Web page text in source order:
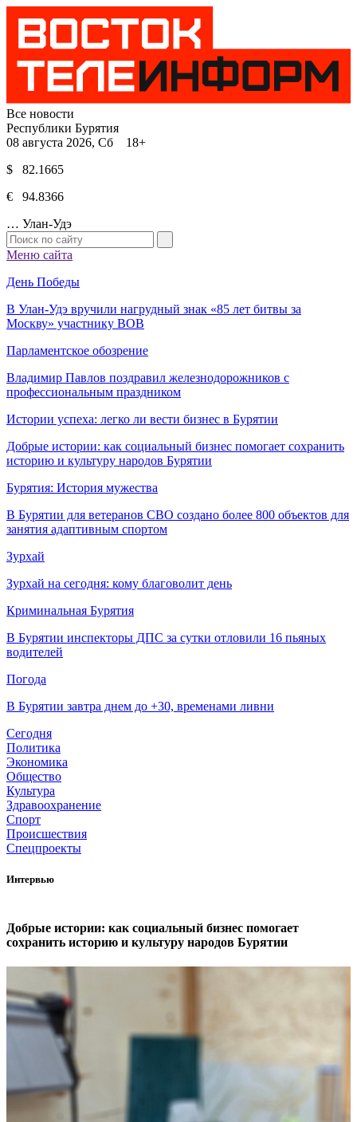
Все новости
Республики Бурятия
08 августа 2026, Сб 18+
$ 82.1665
€ 94.8366
… Улан-Удэ
Меню сайта
День Победы
В Улан-Удэ вручили нагрудный знак «85 лет битвы за
Москву» участнику ВОВ
Парламентское обозрение
Владимир Павлов поздравил железнодорожников с
профессиональным праздником
Истории успеха: легко ли вести бизнес в Бурятии
Добрые истории: как социальный бизнес помогает сохранить
историю и культуру народов Бурятии
Бурятия: История мужества
В Бурятии для ветеранов СВО создано более 800 объектов для
занятия адаптивным спортом
Зурхай
Зурхай на сегодня: кому благоволит день
Криминальная Бурятия
В Бурятии инспекторы ДПС за сутки отловили 16 пьяных
водителей
Погода
В Бурятии завтра днем до +30, временами ливни
Сегодня
Политика
Экономика
Общество
Культура
Здравоохранение
Спорт
Происшествия
Спецпроекты
Интервью
Добрые истории: как социальный бизнес помогает
сохранить историю и культуру народов Бурятии